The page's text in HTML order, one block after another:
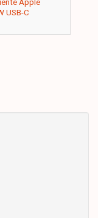
Apple
USB-C